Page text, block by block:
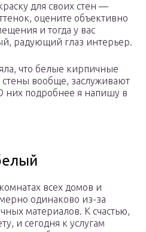
для своих стен —
оцените объективно
и тогда у вас
радующий глаз интерьер.
что белые кирпичные
вообще, заслуживают
них подробнее я напишу в
всех домов и
одинаково из-за
материалов. К счастью,
и сегодня к услугам